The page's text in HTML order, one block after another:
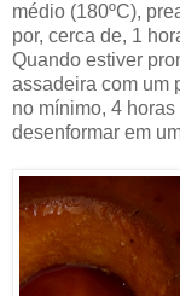
médio (180ºC),
por, cerca de, 1
Quando estiver
assadeira com um
no mínimo, 4
desenformar em